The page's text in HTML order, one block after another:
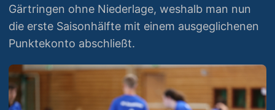
Gärtringen ohne Niederlage, weshalb man nun
die erste Saisonhälfte mit einem ausgeglichenen
Punktekonto abschließt.